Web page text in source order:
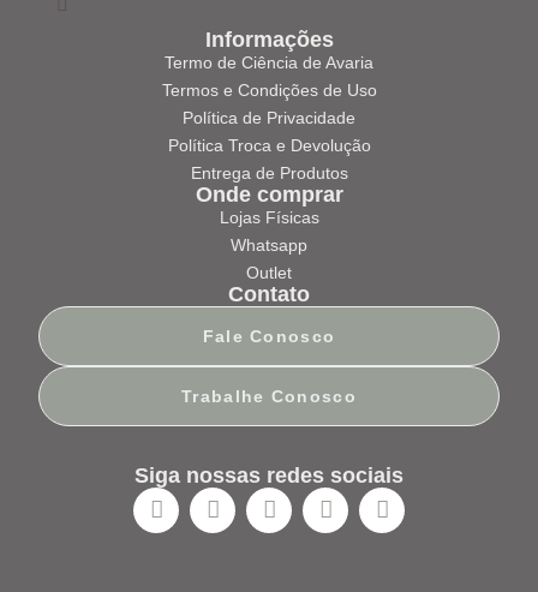
Informações
Termo de Ciência de Avaria
Termos e Condições de Uso
Política de Privacidade
Política Troca e Devolução
Entrega de Produtos
Onde comprar
Lojas Físicas
Whatsapp
Outlet
Contato
Fale Conosco
Trabalhe Conosco
Siga nossas redes sociais